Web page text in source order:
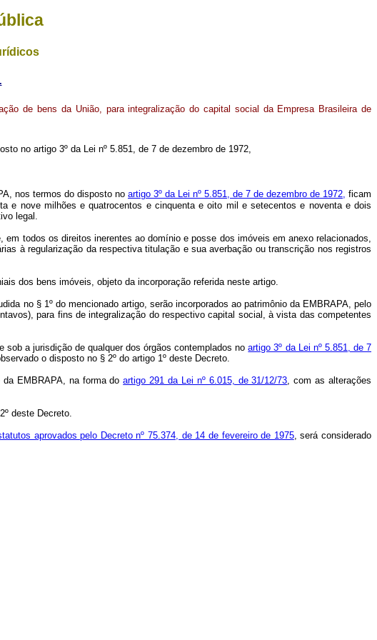
de bens da União, para integralização do capital social da Empresa Brasileira de
no artigo 3º da Lei nº 5.851, de 7 de dezembro de 1972,
nos termos do disposto no artigo 3º da Lei nº 5.851, de 7 de dezembro de 1972, ficam
e nove milhões e quatrocentos e cinquenta e oito mil e setecentos e noventa e dois
legal.
todos os direitos inerentes ao domínio e posse dos imóveis em anexo relacionados,
à regularização da respectiva titulação e sua averbação ou transcrição nos registros
dos bens imóveis, objeto da incorporação referida neste artigo.
no § 1º do mencionado artigo, serão incorporados ao patrimônio da EMBRAPA, pelo
para fins de integralização do respectivo capital social, à vista das competentes
a jurisdição de qualquer dos órgãos contemplados noartigo 3º da Lei nº 5.851, de 7
o disposto no § 2º do artigo 1º deste Decreto.
EMBRAPA, na forma doartigo 291 da Lei nº 6.015, de 31/12/73, com as alterações
deste Decreto.
aprovados pelo Decreto nº 75.374, de 14 de fevereiro de 1975, será considerado